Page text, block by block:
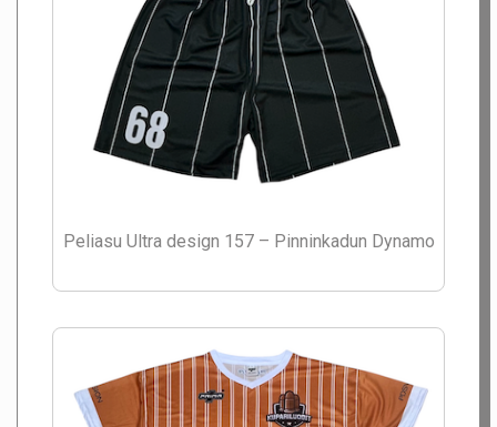
Peliasu Ultra design 157 – Pinninkadun Dynamo